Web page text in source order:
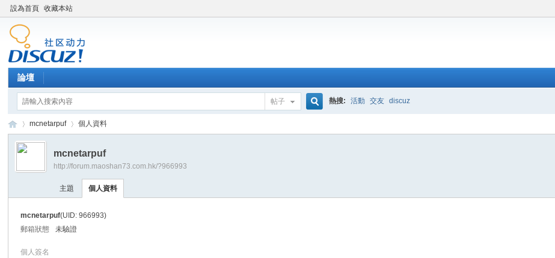
設為首頁 收藏本站
論壇
帖子 熱搜: 活動 交友 discuz
›
mcnetarpuf 個人資料
mcnetarpuf
http://forum.maoshan73.com.hk/?966993
主題 個人資料
mcnetarpuf(UID: 966993)
郵箱狀態
未驗證
個人簽名